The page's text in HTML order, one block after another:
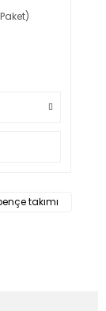
takımı